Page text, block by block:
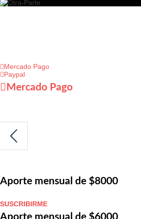
Mercado Pago
Paypal
Mercado Pago
Aporte mensual de $8000
SUSCRIBIRME